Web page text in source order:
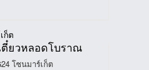
ยวหลอดโบราณ
โซนมาร์เก็ต